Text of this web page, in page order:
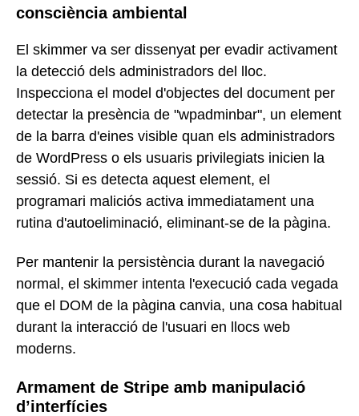
consciència ambiental
El skimmer va ser dissenyat per evadir activament
la detecció dels administradors del lloc.
Inspecciona el model d'objectes del document per
detectar la presència de "wpadminbar", un element
de la barra d'eines visible quan els administradors
de WordPress o els usuaris privilegiats inicien la
sessió. Si es detecta aquest element, el
programari maliciós activa immediatament una
rutina d'autoeliminació, eliminant-se de la pàgina.
Per mantenir la persistència durant la navegació
normal, el skimmer intenta l'execució cada vegada
que el DOM de la pàgina canvia, una cosa habitual
durant la interacció de l'usuari en llocs web
moderns.
Armament de Stripe amb manipulació
d’interfícies